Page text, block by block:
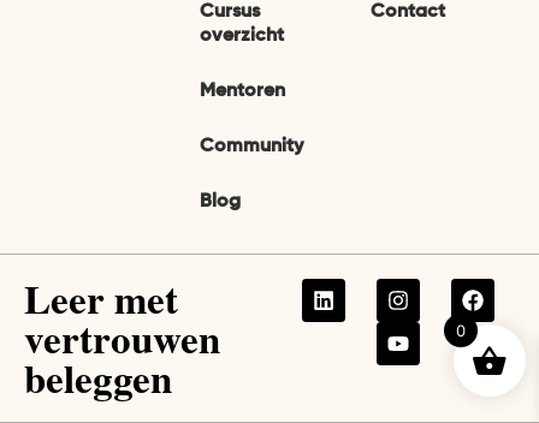
Cursus
overzicht
Mentoren
Community
Blog
Contact
Leer met
vertrouwen
beleggen
0